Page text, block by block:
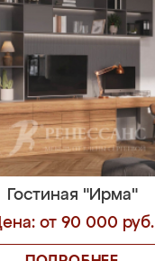
Гостиная "Ирма"
от 90 000 руб.